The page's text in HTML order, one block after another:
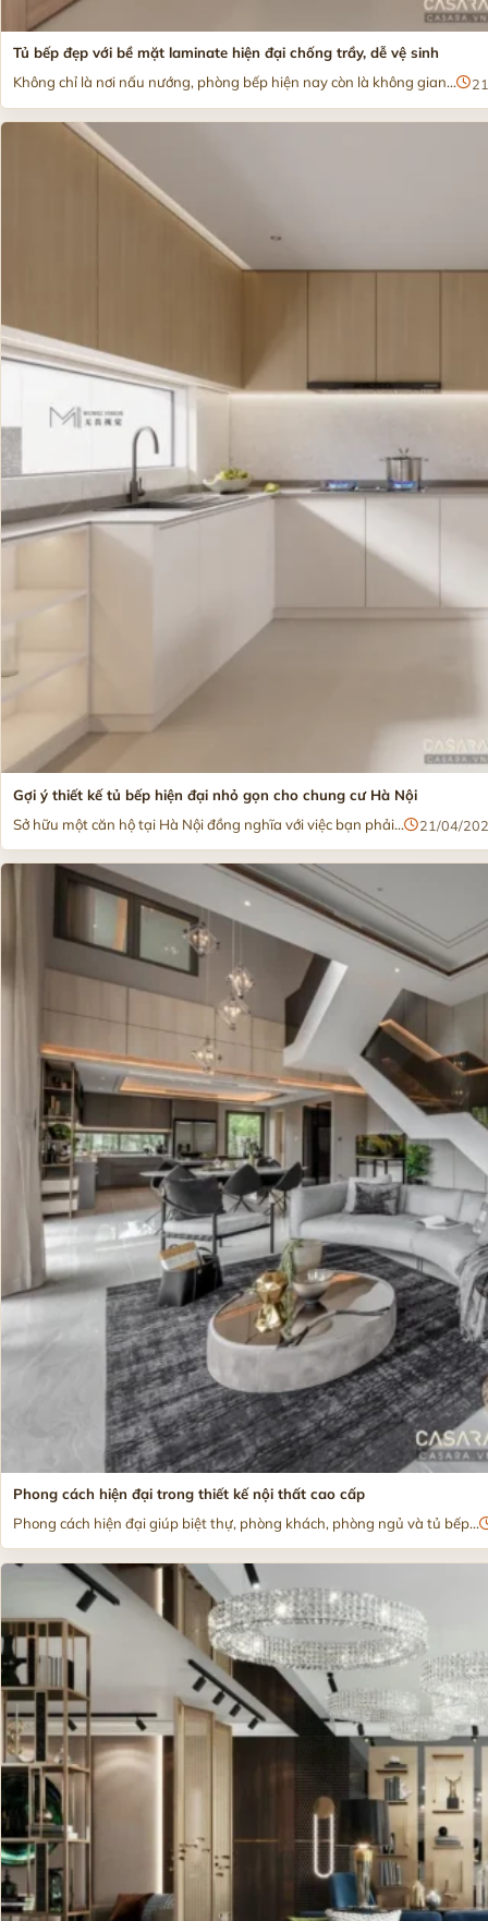
Tủ bếp đẹp với bề mặt laminate hiện đại chống trầy, dễ vệ sinh
Không chỉ là nơi nấu nướng, phòng bếp hiện nay còn là không gian...
Gợi ý thiết kế tủ bếp hiện đại nhỏ gọn cho chung cư Hà Nội
Sở hữu một căn hộ tại Hà Nội đồng nghĩa với việc bạn phải...
21/04/
Phong cách hiện đại trong thiết kế nội thất cao cấp
Phong cách hiện đại giúp biệt thự, phòng khách, phòng ngủ và tủ bếp...